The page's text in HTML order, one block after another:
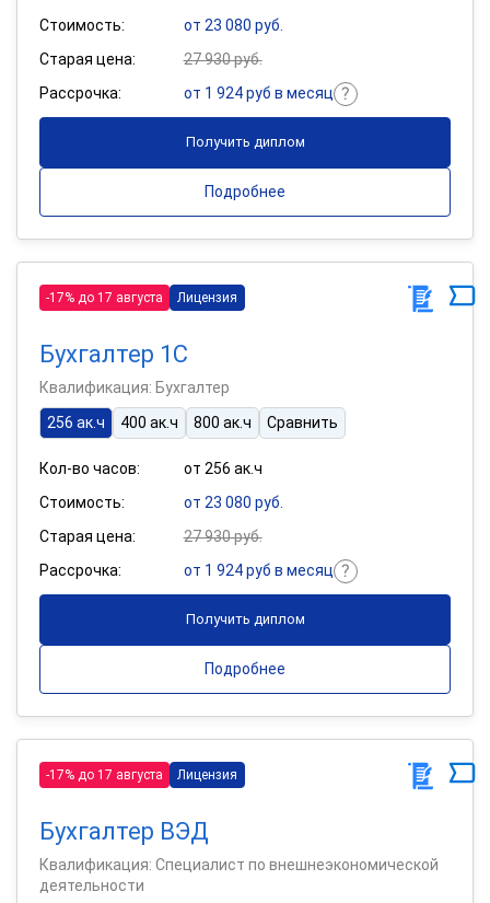
Стоимость:
от 23 080 руб.
Старая цена:
27 930 руб.
Рассрочка:
от 1 924 руб в месяц
Получить диплом
Подробнее
-17% до 17 августа Лицензия
Бухгалтер 1С
Квалификация: Бухгалтер
256 ак.ч
400 ак.ч 800 ак.ч Сравнить
Кол-во часов:
от 256 ак.ч
Стоимость:
от 23 080 руб.
Старая цена:
27 930 руб.
Рассрочка:
от 1 924 руб в месяц
Получить диплом
Подробнее
-17% до 17 августа Лицензия
Бухгалтер ВЭД
Квалификация: Специалист по внешнеэкономической
деятельности